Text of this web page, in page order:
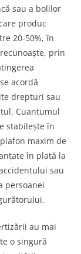
sau a bolilor
produc
20-50%, în
prin
acordă
drepturi sau
Cuantumul
stabileşte în
maxim de
în plată la
sau
persoanei
au mai
o singură